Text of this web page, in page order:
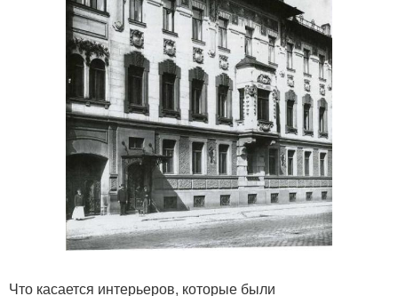
Что касается интерьеров, которые были